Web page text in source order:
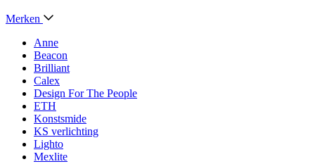
Merken
Anne
Beacon
Brilliant
Calex
Design For The People
ETH
Konstsmide
KS verlichting
Lighto
Mexlite